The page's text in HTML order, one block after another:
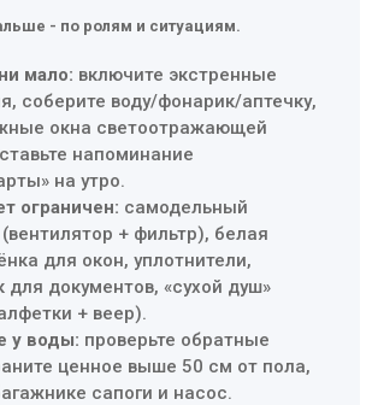
- по ролям и ситуациям.
мало: включите экстренные
соберите воду/фонарик/аптечку,
окна светоотражающей
напоминание
на утро.
ограничен: самодельный
(вентилятор + фильтр), белая
для окон, уплотнители,
документов, «сухой душ»
+ веер).
у воды: проверьте обратные
ценное выше 50 см от пола,
сапоги и насос.